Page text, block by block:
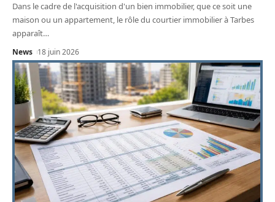
Dans le cadre de l'acquisition d'un bien immobilier, que ce soit une
maison ou un appartement, le rôle du courtier immobilier à Tarbes
apparaît…
News 18 juin 2026